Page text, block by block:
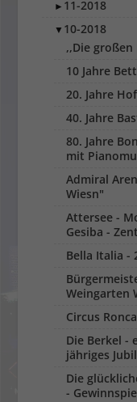
► 11-2018
▼ 10-2018
,,Die großen
10 Jahre
20. Jahre
40. Jahre
80. Jahre
mit
Admiral
Wiesn"
Attersee -
Gesiba -
Bella Italia -
Weingarten
Circus
Die Berkel -
jähriges
Die
-